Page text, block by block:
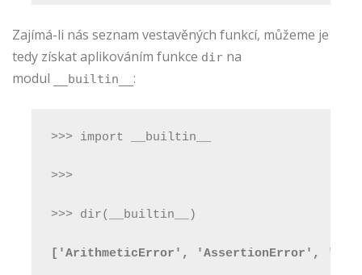
Zajímá-li nás seznam vestavěných funkcí, můžeme je
tedy získat aplikováním funkce dir na
modul
__builtin__ :
>>> import __builtin__
>>>
>>> dir(__builtin__)
['ArithmeticError', 'AssertionError',